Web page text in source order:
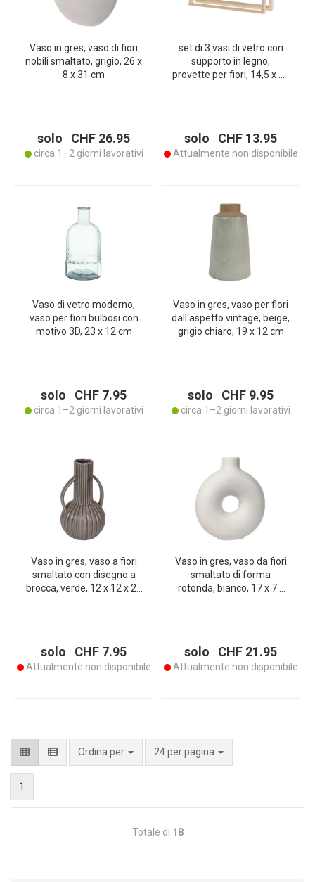
Vaso in gres, vaso di fiori
nobili smaltato, grigio, 26 x
8 x 31 cm
solo CHF 26.95
circa 1–2 giorni lavorativi
set di 3 vasi di vetro con
supporto in legno,
provette per fiori, 14,5 x 30
solo CHF 13.95
Attualmente non disponibile
Vaso di vetro moderno,
vaso per fiori bulbosi con
motivo 3D, 23 x 12 cm
solo CHF 7.95
circa 1–2 giorni lavorativi
Vaso in gres, vaso per fiori
dall‘aspetto vintage, beige,
grigio chiaro, 19 x 12 cm
solo CHF 9.95
circa 1–2 giorni lavorativi
Vaso in gres, vaso a fiori
smaltato con disegno a
brocca, verde, 12 x 12 x 21
solo CHF 7.95
Attualmente non disponibile
Vaso in gres, vaso da fiori
smaltato di forma
rotonda, bianco, 17 x 7 x
solo CHF 21.95
Attualmente non disponibile
Ordina per 24 per pagina
1
Totale di 18